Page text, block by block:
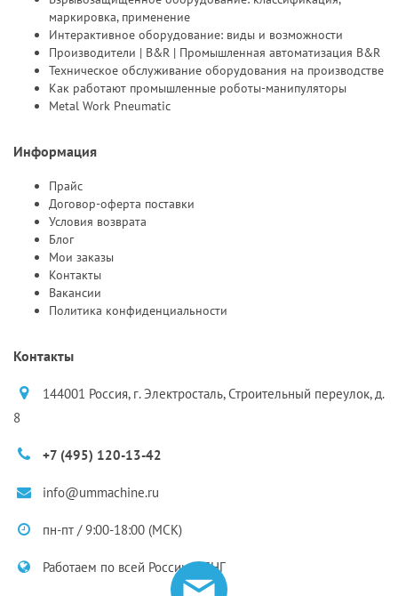
маркировка, применение
Интерактивное оборудование: виды и возможности
Производители | B&R | Промышленная автоматизация B&R
Техническое обслуживание оборудования на производстве
Как работают промышленные роботы-манипуляторы
Metal Work Pneumatic
Информация
Прайс
Договор-оферта поставки
Условия возврата
Блог
Мои заказы
Контакты
Вакансии
Политика конфиденциальности
Контакты
144001 Россия, г. Электросталь, Строительный переулок, д.
8
+7 (495) 120-13-42
info@ummachine.ru
пн-пт / 9:00-18:00 (МСК)
Работаем по всей России и СНГ